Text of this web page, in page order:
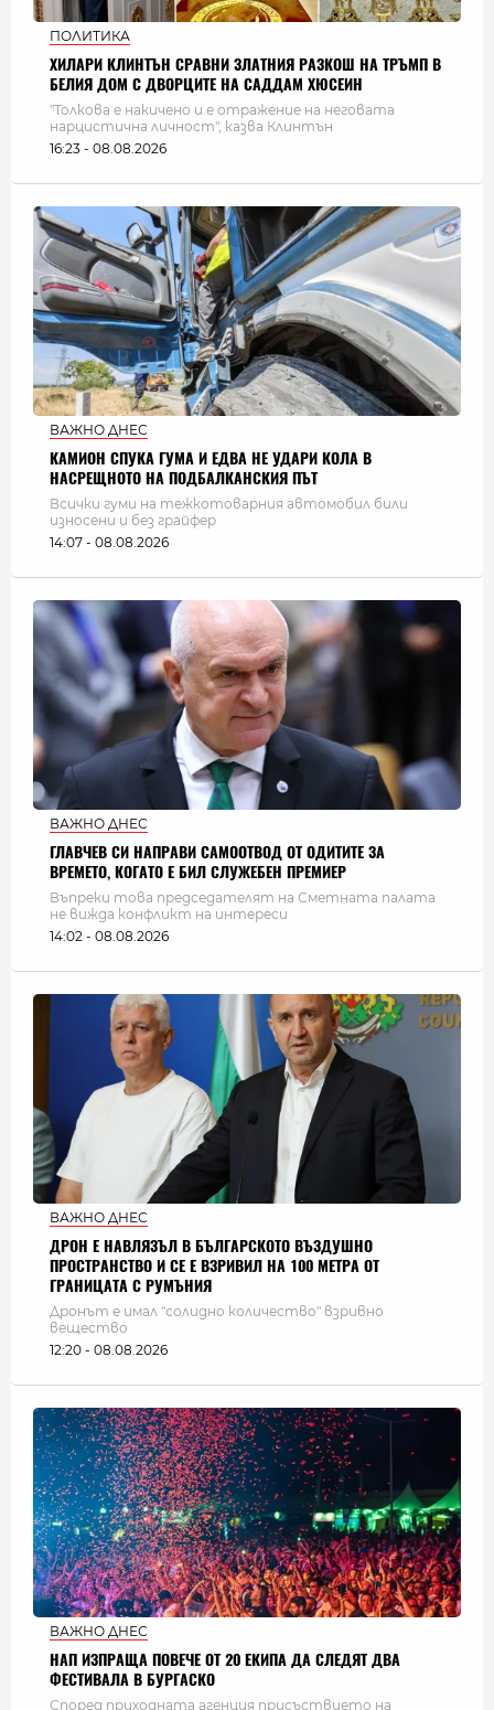
ПОЛИТИКА
ХИЛАРИ КЛИНТЪН СРАВНИ ЗЛАТНИЯ РАЗКОШ НА ТРЪМП В
БЕЛИЯ ДОМ С ДВОРЦИТЕ НА САДДАМ ХЮСЕИН
"Толкова е накичено и е отражение на неговата
нарцистична личност", казва Клинтън
16:23 - 08.08.2026
ВАЖНО ДНЕС
КАМИОН СПУКА ГУМА И ЕДВА НЕ УДАРИ КОЛА В
НАСРЕЩНОТО НА ПОДБАЛКАНСКИЯ ПЪТ
Всички гуми на тежкотоварния автомобил били
износени и без грайфер
14:07 - 08.08.2026
ВАЖНО ДНЕС
ГЛАВЧЕВ СИ НАПРАВИ САМООТВОД ОТ ОДИТИТЕ ЗА
ВРЕМЕТО, КОГАТО Е БИЛ СЛУЖЕБЕН ПРЕМИЕР
Въпреки това председателят на Сметната палата
не вижда конфликт на интереси
14:02 - 08.08.2026
ВАЖНО ДНЕС
ДРОН Е НАВЛЯЗЪЛ В БЪЛГАРСКОТО ВЪЗДУШНО
ПРОСТРАНСТВО И СЕ Е ВЗРИВИЛ НА 100 МЕТРА ОТ
ГРАНИЦАТА С РУМЪНИЯ
Дронът е имал "солидно количество" взривно
вещество
12:20 - 08.08.2026
ВАЖНО ДНЕС
НАП ИЗПРАЩА ПОВЕЧЕ ОТ 20 ЕКИПА ДА СЛЕДЯТ ДВА
ФЕСТИВАЛА В БУРГАСКО
Според приходната агенция присъствието на